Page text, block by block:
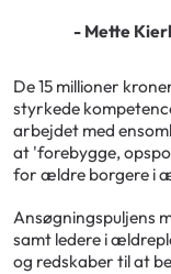
- Mette
De 15 millioner
styrkede
arbejdet med
at 'forebygge,
for ældre borgere i
Ansøgningspuljens
samt ledere i
og redskaber til at